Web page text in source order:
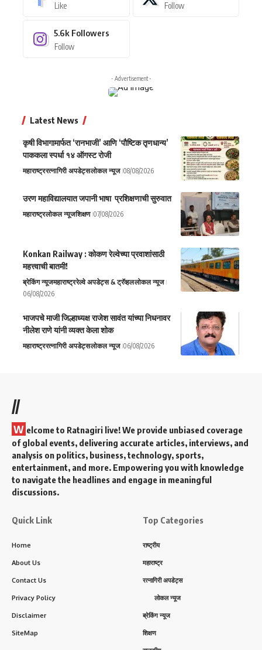
Like Follow
5.6k Followers
Follow
- Advertisement -
Latest News
कृषी विभागामार्फत ‘रानभाजी’ आणि ‘पौष्टिक तृणधान्य’
पाककला स्पर्धा १४ ऑगस्ट रोजी
महाराष्ट्ररत्नागिरी अपडेट्सलोकल न्यूज 08/08/2026
उरण महाविद्यालयात जपानी भाषा प्रशिक्षणाची सुरुवात
महाराष्ट्रलोकल न्यूजशिक्षण 07/08/2026
Konkan Railway : कोकण रेल्वेच्या प्रवाशांसाठी
महत्त्वाची बातमी!
ब्रेकिंग न्यूजमहाराष्ट्ररेल्वे अपडेट्स & ट्रॅव्हललोकल न्यूज
06/08/2026
भाजपचे माजी जिल्हाध्यक्ष राजेश सावंत यांच्या निधनावर
नीलेश राणे यांनी व्यक्त केला शोक
महाराष्ट्ररत्नागिरी अपडेट्सलोकल न्यूज 06/08/2026
//
W elcome to Ratnagiri live! We provide unbiased coverage
of global events, delivering accurate articles, interviews, and
analysis on politics, business, technology, sports,
entertainment, and more. Empowering you with knowledge
to navigate the headlines and engage in meaningful
discussions.
Quick Link
Home
About Us
Contact Us
Privacy Policy
Disclaimer
SiteMap
Top Categories
राष्ट्रीय
महाराष्ट्र
रत्नागिरी अपडेट्स
लोकल न्यूज
ब्रेकिंग न्यूज
शिक्षण